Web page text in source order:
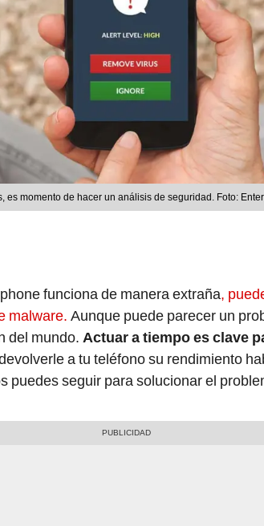
es momento de hacer un análisis de seguridad. Foto:
funciona de manera extraña,
malware. Aunque puede parecer un
del mundo. Actuar a tiempo es clave
a tu teléfono su rendimiento
puedes seguir para solucionar el